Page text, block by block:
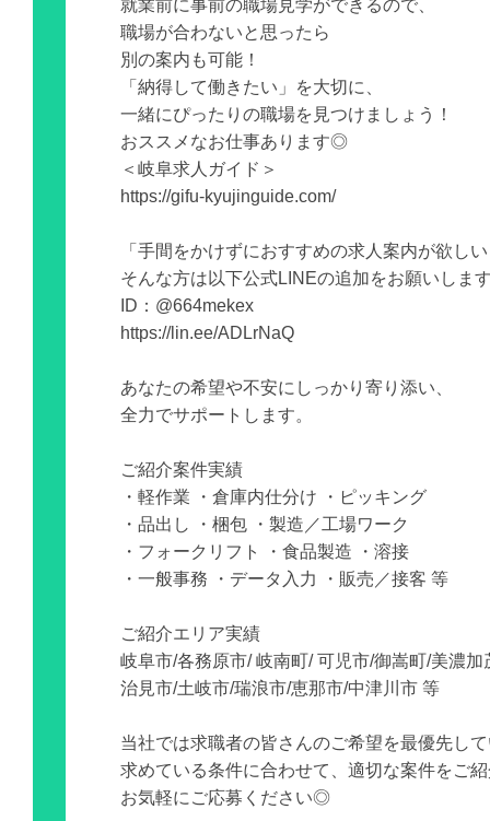
就業前に事前の職場見学ができるので、
職場が合わないと思ったら
別の案内も可能！
「納得して働きたい」を大切に、
一緒にぴったりの職場を見つけましょう！
おススメなお仕事あります◎
＜岐阜求人ガイド＞
https://gifu-kyujinguide.com/
「手間をかけずにおすすめの求人案内が欲し
そんな方は以下公式LINEの追加をお願いしま
ID：@664mekex
https://lin.ee/ADLrNaQ
あなたの希望や不安にしっかり寄り添い、
全力でサポートします。
ご紹介案件実績
・軽作業 ・倉庫内仕分け ・ピッキング
・品出し ・梱包 ・製造／工場ワーク
・フォークリフト ・食品製造 ・溶接
・一般事務 ・データ入力 ・販売／接客 等
ご紹介エリア実績
岐阜市/各務原市/ 岐南町/ 可児市/御嵩町/美濃加
治見市/土岐市/瑞浪市/恵那市/中津川市 等
当社では求職者の皆さんのご希望を最優先し
求めている条件に合わせて、適切な案件をご
お気軽にご応募ください◎